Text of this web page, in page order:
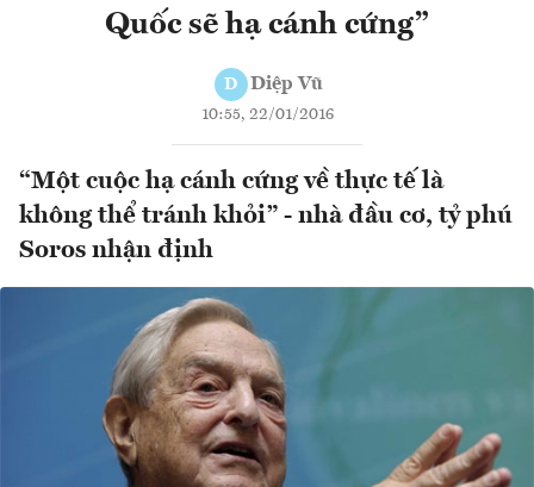
Quốc sẽ hạ cánh cứng”
D Diệp Vũ
10:55, 22/01/2016
“Một cuộc hạ cánh cứng về thực tế là
không thể tránh khỏi” - nhà đầu cơ, tỷ phú
Soros nhận định